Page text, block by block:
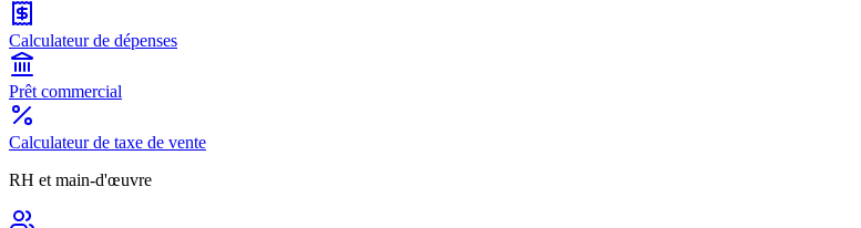
Calculateur de dépenses
Prêt commercial
Calculateur de taxe de vente
RH et main-d'œuvre